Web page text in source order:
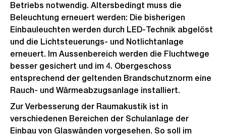
Betriebs notwendig. Altersbedingt muss die
Beleuchtung erneuert werden: Die bisherigen
Einbauleuchten werden durch LED-Technik abgelöst
und die Lichtsteuerungs- und Notlichtanlage
erneuert. Im Aussenbereich werden die Fluchtwege
besser gesichert und im 4. Obergeschoss
entsprechend der geltenden Brandschutznorm eine
Rauch- und Wärmeabzugsanlage installiert.
Zur Verbesserung der Raumakustik ist in
verschiedenen Bereichen der Schulanlage der
Einbau von Glaswänden vorgesehen. So soll im